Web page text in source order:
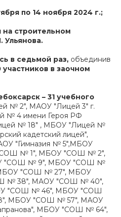
по 14 ноября 2024 г.;
на строительном
Ульянова.
в седьмой раз, объединив
участников в заочном
– 31 учебного
№ 2", МАОУ "Лицей 3" г.
№ 4 имени Героя РФ
№ 18" , МБОУ "Лицей №
кадетский лицей",
"Гимназия № 5",МБОУ
№ 1", МБОУ "СОШ № 2",
"СОШ № 9", МБОУ "СОШ №
"СОШ № 27", МБОУ
№ 38", МАОУ "СОШ № 40",
"СОШ № 46", МБОУ "СОШ
МБОУ "СОШ № 57", МАОУ
МБОУ "СОШ № 64",